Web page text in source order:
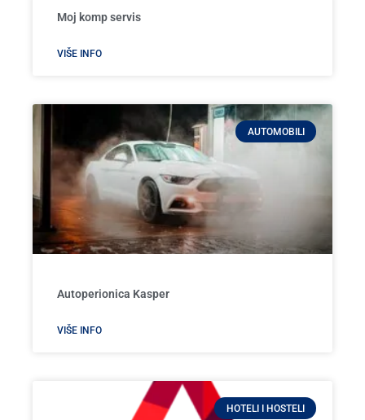
Moj komp servis
VIŠE INFO
AUTOMOBILI
Autoperionica Kasper
VIŠE INFO
HOTELI I HOSTELI